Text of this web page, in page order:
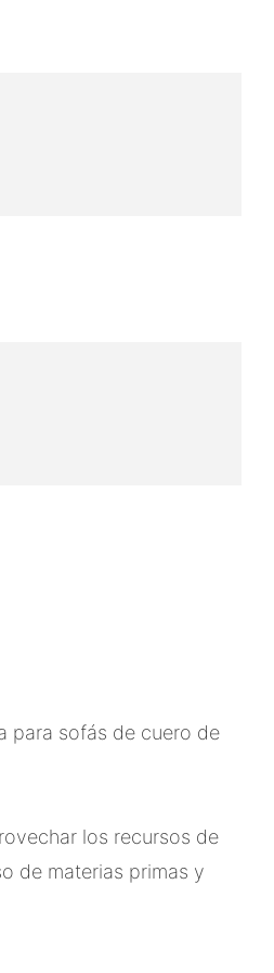
para sofás de cuero de
los recursos de
de materias primas y